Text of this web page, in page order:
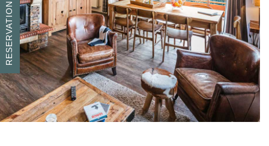
RESERVATION